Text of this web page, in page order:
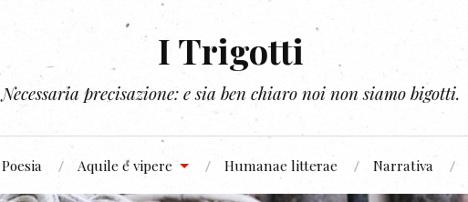
I Trigotti
Necessaria precisazione: e sia ben chiaro noi non siamo bigotti.
Poesia Aquile e vipere Humanae litterae Narrativa